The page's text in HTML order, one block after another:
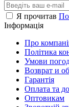
Я прочитав
Інформація
Про
Політика
Умови
Возврат и
Гарантія
Оплата та
Оптовикам